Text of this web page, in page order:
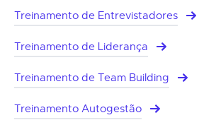
Treinamento de Entrevistadores
Treinamento de Liderança
Treinamento de Team Building
Treinamento Autogestão